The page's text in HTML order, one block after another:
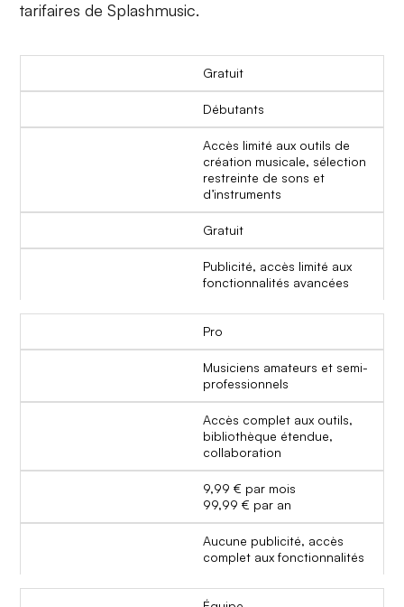
tarifaires de Splashmusic.
Gratuit
Débutants
Accès limité aux outils de
création musicale, sélection
restreinte de sons et
d’instruments
Gratuit
Publicité, accès limité aux
fonctionnalités avancées
Pro
Musiciens amateurs et semi-
professionnels
Accès complet aux outils,
bibliothèque étendue,
collaboration
9,99 € par mois
99,99 € par an
Aucune publicité, accès
complet aux fonctionnalités